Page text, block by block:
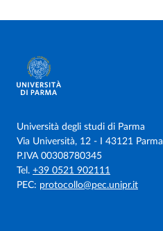
Università degli studi di Parma
Via Università, 12 - I 43121 Parma
P.IVA 00308780345
Tel. +39 0521 902111
PEC: protocollo@pec.unipr.it